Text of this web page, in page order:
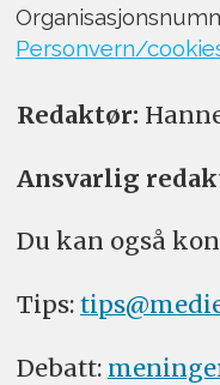
Personvern/
Redaktør:
Ansvarlig
Du kan også
Tips:
Debatt: